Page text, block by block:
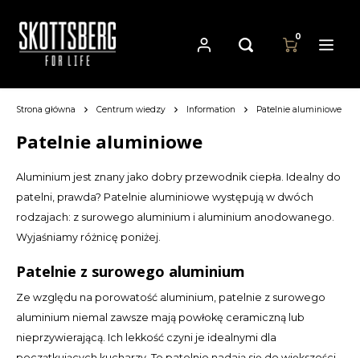
Hoofdmenu / patelnie
Patelnie
Cast Iron Cookware
Carbon Steel Cookware
Hoofdmenu
Język
Nederlands
Deutsch
Français
Español
Hoofdmenu
Waluta
EUR
AUD
0
Strona główna Centrum wiedzy Information Patelnie aluminiowe
Patelnie aluminiowe
Aluminium jest znany jako dobry przewodnik ciepła. Idealny do
patelni, prawda? Patelnie aluminiowe występują w dwóch
rodzajach: z surowego aluminium i aluminium anodowanego.
Wyjaśniamy różnicę poniżej.
Patelnie z surowego aluminium
Ze względu na porowatość aluminium, patelnie z surowego
aluminium niemal zawsze mają powłokę ceramiczną lub
nieprzywierającą. Ich lekkość czyni je idealnymi dla